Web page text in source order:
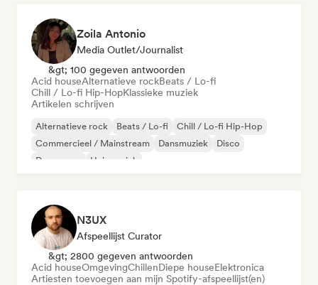
Zoila Antonio
Media Outlet/Journalist
&gt; 100 gegeven antwoorden
Acid houseAlternatieve rockBeats / Lo-fi
Chill / Lo-fi Hip-HopKlassieke muziek
Artikelen schrijven
Alternatieve rock Beats / Lo-fi
Chill / Lo-fi Hip-Hop
Commercieel / Mainstream
Dansmuziek
Disco
Droompop
Huismuziek
N3UX
Afspeellijst Curator
&gt; 2800 gegeven antwoorden
Acid houseOmgevingChillenDiepe houseElektronica
Artiesten toevoegen aan mijn Spotify-afspeellijst(en)